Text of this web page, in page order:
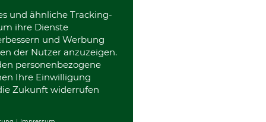
und ähnliche Tracking-
ihre Dienste
und Werbung
der Nutzer anzuzeigen.
personenbezogene
Ihre Einwilligung
Zukunft widerrufen